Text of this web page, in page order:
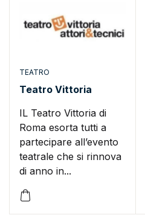
TEATRO
Teatro Vittoria
IL Teatro Vittoria di
Roma esorta tutti a
partecipare all’evento
teatrale che si rinnova
di anno in...